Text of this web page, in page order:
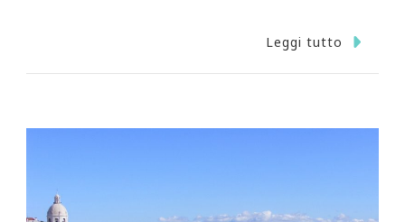
Leggi tutto